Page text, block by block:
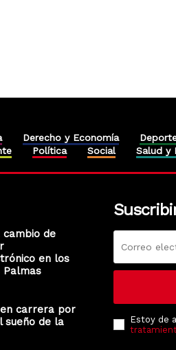
Derecho y Economía
Política Social Salud y
cambio de
en los
Palmas
en carrera por
sueño de la
Estoy de